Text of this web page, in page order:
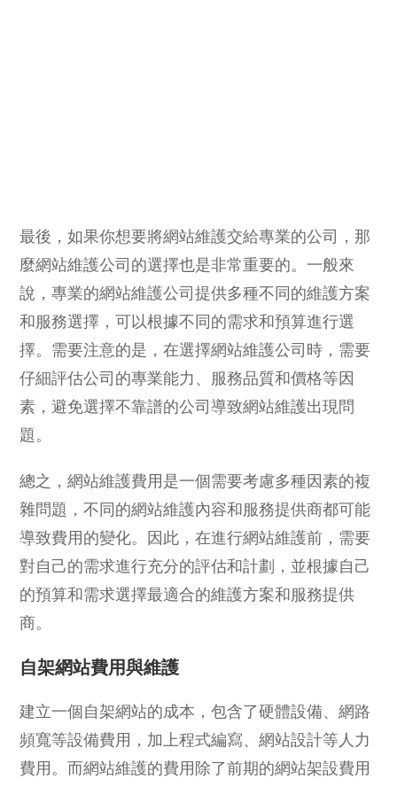
最後，如果你想要將網站維護交給專業的公司，那
麼網站維護公司的選擇也是非常重要的。一般來
說，專業的網站維護公司提供多種不同的維護方案
和服務選擇，可以根據不同的需求和預算進行選
擇。需要注意的是，在選擇網站維護公司時，需要
仔細評估公司的專業能力、服務品質和價格等因
素，避免選擇不靠譜的公司導致網站維護出現問
題。
總之，網站維護費用是一個需要考慮多種因素的複
雜問題，不同的網站維護內容和服務提供商都可能
導致費用的變化。因此，在進行網站維護前，需要
對自己的需求進行充分的評估和計劃，並根據自己
的預算和需求選擇最適合的維護方案和服務提供
商。
自架網站費用與維護
建立一個自架網站的成本，包含了硬體設備、網路
頻寬等設備費用，加上程式編寫、網站設計等人力
費用。而網站維護的費用除了前期的網站架設費用